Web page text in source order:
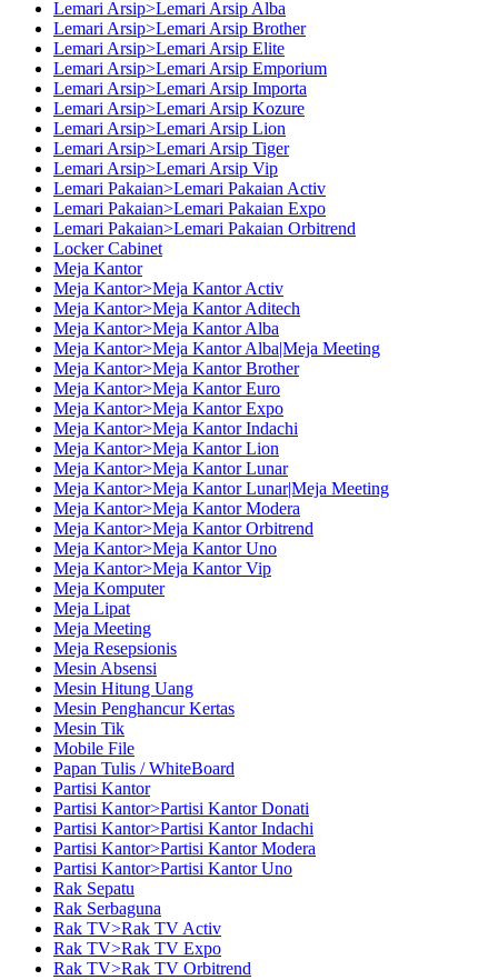
Lemari Arsip>Lemari Arsip Alba
Lemari Arsip>Lemari Arsip Brother
Lemari Arsip>Lemari Arsip Elite
Lemari Arsip>Lemari Arsip Emporium
Lemari Arsip>Lemari Arsip Importa
Lemari Arsip>Lemari Arsip Kozure
Lemari Arsip>Lemari Arsip Lion
Lemari Arsip>Lemari Arsip Tiger
Lemari Arsip>Lemari Arsip Vip
Lemari Pakaian>Lemari Pakaian Activ
Lemari Pakaian>Lemari Pakaian Expo
Lemari Pakaian>Lemari Pakaian Orbitrend
Locker Cabinet
Meja Kantor
Meja Kantor>Meja Kantor Activ
Meja Kantor>Meja Kantor Aditech
Meja Kantor>Meja Kantor Alba
Meja Kantor>Meja Kantor Alba|Meja Meeting
Meja Kantor>Meja Kantor Brother
Meja Kantor>Meja Kantor Euro
Meja Kantor>Meja Kantor Expo
Meja Kantor>Meja Kantor Indachi
Meja Kantor>Meja Kantor Lion
Meja Kantor>Meja Kantor Lunar
Meja Kantor>Meja Kantor Lunar|Meja Meeting
Meja Kantor>Meja Kantor Modera
Meja Kantor>Meja Kantor Orbitrend
Meja Kantor>Meja Kantor Uno
Meja Kantor>Meja Kantor Vip
Meja Komputer
Meja Lipat
Meja Meeting
Meja Resepsionis
Mesin Absensi
Mesin Hitung Uang
Mesin Penghancur Kertas
Mesin Tik
Mobile File
Papan Tulis / WhiteBoard
Partisi Kantor
Partisi Kantor>Partisi Kantor Donati
Partisi Kantor>Partisi Kantor Indachi
Partisi Kantor>Partisi Kantor Modera
Partisi Kantor>Partisi Kantor Uno
Rak Sepatu
Rak Serbaguna
Rak TV>Rak TV Activ
Rak TV>Rak TV Expo
Rak TV>Rak TV Orbitrend